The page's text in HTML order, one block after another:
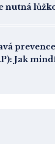
nutná
Jak